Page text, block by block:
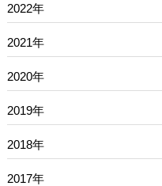
2022年
2021年
2020年
2019年
2018年
2017年